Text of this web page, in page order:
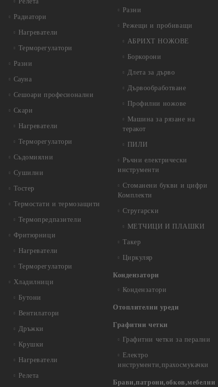
Радиатори
Нагреватели
Терморегулатори
Разни
Сауна
Сешоари професионални
Скари
Нагреватели
Терморегулатори
Съдомиялни
Сушилни
Тостер
Термостати и термозащити
Термопредпазители
Фритюрници
Нагреватели
Терморегулатори
Хладилници
Бутони
Вентилатори
Дръжки
Крушки
Нагреватели
Релета
Разни
Режещи и пробиващи
АБРИХТ НОЖОВЕ
Боркорони
Длета за дърво
Дървообработване
Профилни ножове
Машина за рязане на
теракот
ПИЛИ
Ръчни електрически
инструменти
Стоманени букви и цифри
Комплекти
Стругарски
МЕТЧИЦИ И ПЛАШКИ
Такер
Циркуляр
Кондензатори
Кондензатори
Отоплителни уреди
Графитни четки
Графитни четки за перални
Електро
инструменти,прахосмукачки
Брави,патрони,обков,мебелни